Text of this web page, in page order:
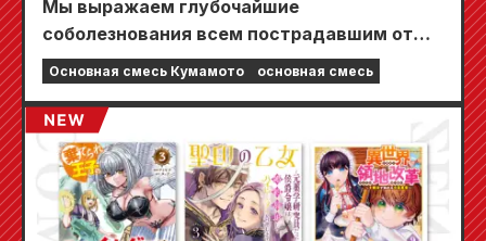
Мы выражаем глубочайшие
соболезнования всем пострадавшим от
землетрясения в Кумамото в 2026 году.
Основная смесь Кумамото основная смесь